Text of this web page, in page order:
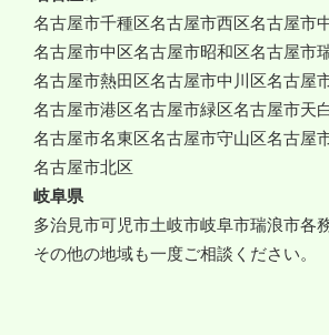
名古屋市千種区名古屋市西区名古屋市
名古屋市中区名古屋市昭和区名古屋市
名古屋市熱田区名古屋市中川区名古屋
名古屋市港区名古屋市緑区名古屋市天
名古屋市名東区名古屋市守山区名古屋
名古屋市北区
岐阜県
多治見市可児市土岐市岐阜市瑞浪市各
その他の地域も一度ご相談ください。